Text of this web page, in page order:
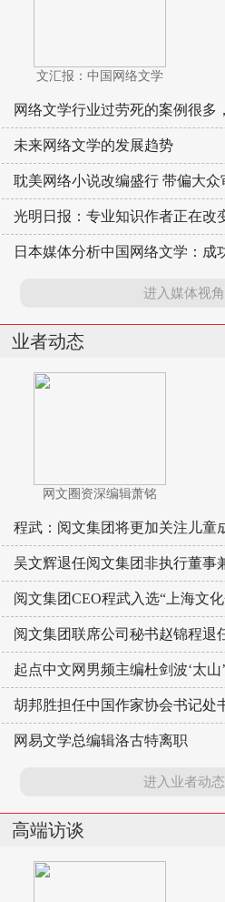
文汇报：中国网络文学
网络文学行业过劳死的案例很多
未来网络文学的发展趋势
耽美网络小说改编盛行 带偏大众
光明日报：专业知识作者正在改
日本媒体分析中国网络文学：成
进入媒体视
业者动态
网文圈资深编辑萧铭
程武：阅文集团将更加关注儿童
吴文辉退任阅文集团非执行董事
阅文集团CEO程武入选“上海文
阅文集团联席公司秘书赵锦程退
起点中文网男频主编杜剑波‘太山
胡邦胜担任中国作家协会书记处
网易文学总编辑洛古特离职
进入业者动
高端访谈